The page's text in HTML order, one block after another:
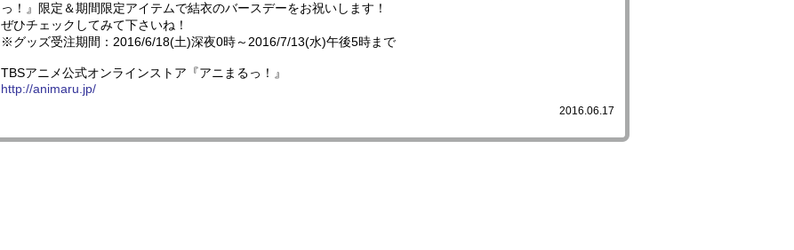
っ！』限定＆期間限定アイテムで結衣のバースデーをお祝いします！
ぜひチェックしてみて下さいね！
※グッズ受注期間：2016/6/18(土)深夜0時～2016/7/13(水)午後5時まで
TBSアニメ公式オンラインストア『アニまるっ！』
http://animaru.jp/
2016.06.17